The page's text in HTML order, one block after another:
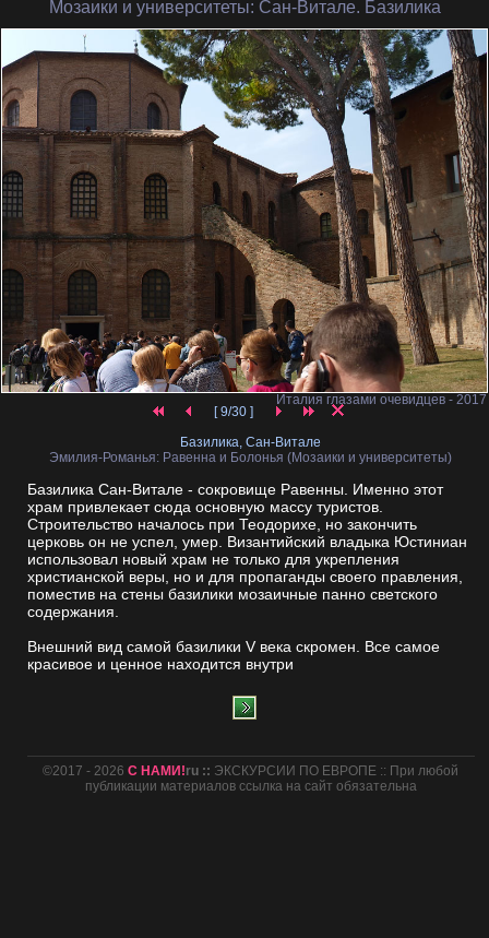
Мозаики и университеты: Сан-Витале. Базилика
Италия глазами очевидцев - 2017
[ 9/30 ]
Базилика, Сан-Витале
Эмилия-Романья: Равенна и Болонья (Мозаики и университеты)
Базилика Сан-Витале - сокровище Равенны. Именно этот
храм привлекает сюда основную массу туристов.
Строительство началось при Теодорихе, но закончить
церковь он не успел, умер. Византийский владыка Юстиниан
использовал новый храм не только для укрепления
христианской веры, но и для пропаганды своего правления,
поместив на стены базилики мозаичные панно светского
содержания.
Внешний вид самой базилики V века скромен. Все самое
красивое и ценное находится внутри
©2017 - 2026С НАМИ!ru :: ЭКСКУРСИИ ПО ЕВРОПЕ :: При любой
публикации материалов ссылка на сайт обязательна